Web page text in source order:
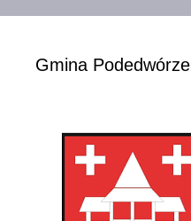
Gmina Podedwórze